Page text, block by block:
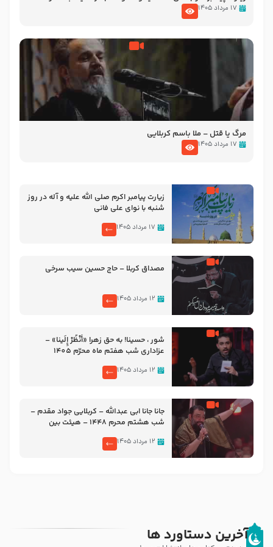
تصاویری از مسجد النبی
۱۷ مرداد ۱۴۰۵
مرگ یا قتل – ملا باسم کربلایی
۱۷ مرداد ۱۴۰۵
زیارت پیامبر اکرم صلی الله علیه و آله در روز
شنبه با نوای علی فانی
۱۷ مرداد ۱۴۰۵
مصداق کربلا – حاج حسین سیب سرخی
۱۲ مرداد ۱۴۰۵
شور ، حسینا! به‌ حق زهرا «أُنْظُرْ إِلَینا» –
عزاداری شب هفتم ماه محرّم 1405
۱۲ مرداد ۱۴۰۵
جانا جانا ابی عبدالله – کربلایی جواد مقدم –
شب هشتم محرم 1448 – هیئت بین
۱۲ مرداد ۱۴۰۵
آخرین دستاورد ها